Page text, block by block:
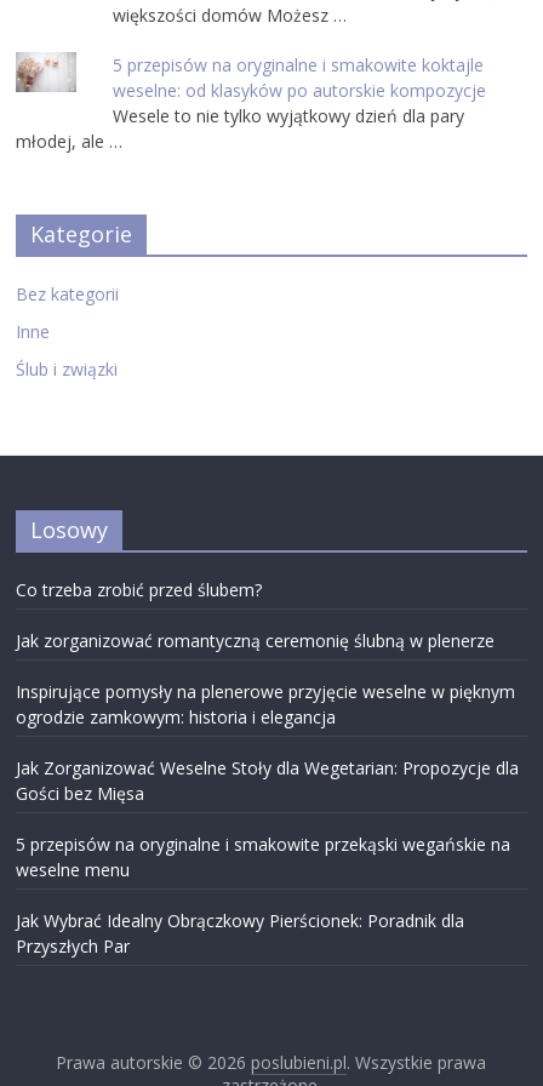
większości domów Możesz …
5 przepisów na oryginalne i smakowite koktajle
weselne: od klasyków po autorskie kompozycje
Wesele to nie tylko wyjątkowy dzień dla pary
młodej, ale …
Kategorie
Bez kategorii
Inne
Ślub i związki
Losowy
Co trzeba zrobić przed ślubem?
Jak zorganizować romantyczną ceremonię ślubną w plenerze
Inspirujące pomysły na plenerowe przyjęcie weselne w pięknym
ogrodzie zamkowym: historia i elegancja
Jak Zorganizować Weselne Stoły dla Wegetarian: Propozycje dla
Gości bez Mięsa
5 przepisów na oryginalne i smakowite przekąski wegańskie na
weselne menu
Jak Wybrać Idealny Obrączkowy Pierścionek: Poradnik dla
Przyszłych Par
Prawa autorskie © 2026 poslubieni.pl. Wszystkie prawa